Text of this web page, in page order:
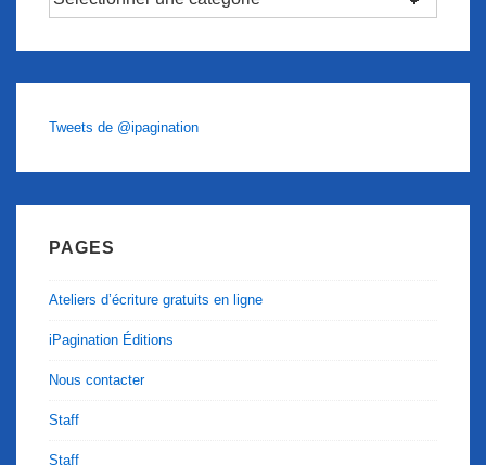
Tweets de @ipagination
PAGES
Ateliers d’écriture gratuits en ligne
iPagination Éditions
Nous contacter
Staff
Staff